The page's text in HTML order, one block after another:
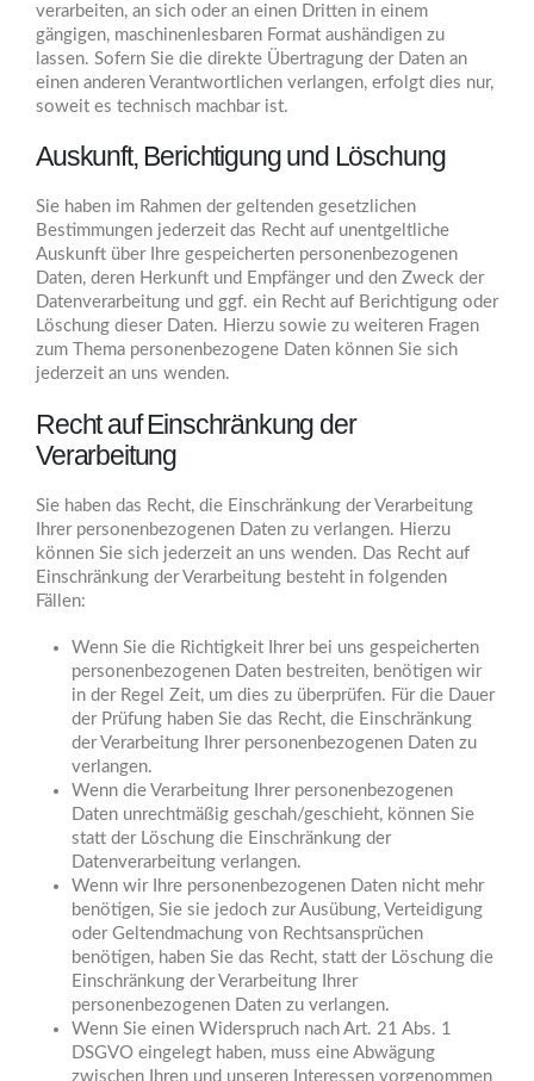
verarbeiten, an sich oder an einen Dritten in einem
gängigen, maschinenlesbaren Format aushändigen zu
lassen. Sofern Sie die direkte Übertragung der Daten an
einen anderen Verantwortlichen verlangen, erfolgt dies nur,
soweit es technisch machbar ist.
Auskunft, Berichtigung und Löschung
Sie haben im Rahmen der geltenden gesetzlichen
Bestimmungen jederzeit das Recht auf unentgeltliche
Auskunft über Ihre gespeicherten personenbezogenen
Daten, deren Herkunft und Empfänger und den Zweck der
Datenverarbeitung und ggf. ein Recht auf Berichtigung oder
Löschung dieser Daten. Hierzu sowie zu weiteren Fragen
zum Thema personenbezogene Daten können Sie sich
jederzeit an uns wenden.
Recht auf Einschränkung der
Verarbeitung
Sie haben das Recht, die Einschränkung der Verarbeitung
Ihrer personenbezogenen Daten zu verlangen. Hierzu
können Sie sich jederzeit an uns wenden. Das Recht auf
Einschränkung der Verarbeitung besteht in folgenden
Fällen:
Wenn Sie die Richtigkeit Ihrer bei uns gespeicherten
personenbezogenen Daten bestreiten, benötigen wir
in der Regel Zeit, um dies zu überprüfen. Für die Dauer
der Prüfung haben Sie das Recht, die Einschränkung
der Verarbeitung Ihrer personenbezogenen Daten zu
verlangen.
Wenn die Verarbeitung Ihrer personenbezogenen
Daten unrechtmäßig geschah/geschieht, können Sie
statt der Löschung die Einschränkung der
Datenverarbeitung verlangen.
Wenn wir Ihre personenbezogenen Daten nicht mehr
benötigen, Sie sie jedoch zur Ausübung, Verteidigung
oder Geltendmachung von Rechtsansprüchen
benötigen, haben Sie das Recht, statt der Löschung die
Einschränkung der Verarbeitung Ihrer
personenbezogenen Daten zu verlangen.
Wenn Sie einen Widerspruch nach Art. 21 Abs. 1
DSGVO eingelegt haben, muss eine Abwägung
zwischen Ihren und unseren Interessen vorgenommen